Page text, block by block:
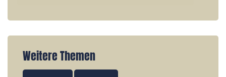
Weitere Themen